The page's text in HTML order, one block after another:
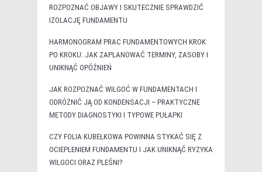
ROZPOZNAĆ OBJAWY I SKUTECZNIE SPRAWDZIĆ
IZOLACJĘ FUNDAMENTU
HARMONOGRAM PRAC FUNDAMENTOWYCH KROK
PO KROKU: JAK ZAPLANOWAĆ TERMINY, ZASOBY I
UNIKNĄĆ OPÓŹNIEŃ
JAK ROZPOZNAĆ WILGOĆ W FUNDAMENTACH I
ODRÓŻNIĆ JĄ OD KONDENSACJI – PRAKTYCZNE
METODY DIAGNOSTYKI I TYPOWE PUŁAPKI
CZY FOLIA KUBEŁKOWA POWINNA STYKAĆ SIĘ Z
OCIEPLENIEM FUNDAMENTU I JAK UNIKNĄĆ RYZYKA
WILGOCI ORAZ PLEŚNI?